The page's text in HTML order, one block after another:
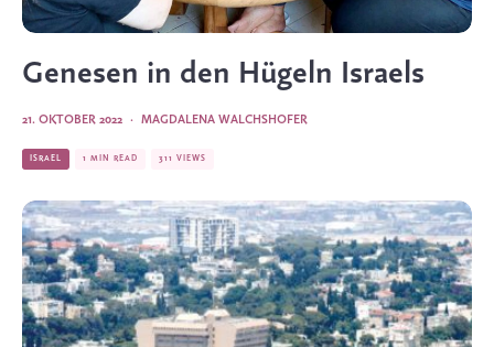
Genesen in den Hügeln Israels
MAGDALENA WALCHSHOFER
·
21. OKTOBER 2022
ISRAEL 1 MIN READ 311 VIEWS